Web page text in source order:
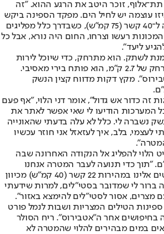
זוכר היטב את הרגע ההוא. "זה
עוצמה יש לחיל הים. מפקד הספינה ביקש
להעלות את מהירות ההפלגה ל־40 קשר (75 קמ"ש), כשבדרך כלל מפליגים
של 20 קשר. המכונות רעשו וצרחו, החום היה נורא, אבל כל
ליעד".
לשתק. הוא מתרחק, כדי שיוכל לירות
מקץ דקות מדווח קצין הנשק
זה כדור אש גדול", אומר דני הלוי, "אף פעם
המערכות הודיעו לי שאי אפשר לאתר את
נשברה לי. כלל לא עלה בדעתי שהאונייה
לעצמי, בלב, איך לעזאזל אני חוזר עכשיו
מחליט הלוי להפליג אל הנקודה האחרונה שבה
"תוך כדי תנועה לעבר המטרה אנחנו
מבחינים בשני כלי שיט, ששטים אלינו במהירות 22 קשר (40 קמ"ש) מכיוון
ברור לי שמדובר בסטי"לים, למרות שידעתי
אסור לסטי"לים להימצא באזור".
הטילים המצריות ושבות לנמל פורט
בחיפושים אחר ה"אטבירוס". ריח הסולר
במים מבהירים להלוי שהמטרה לא